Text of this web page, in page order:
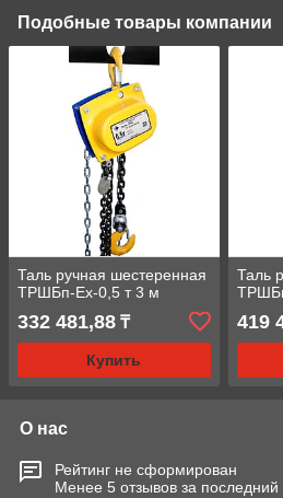
Подобные товары компании
Таль ручная шестеренная
ТРШБп-Ех-0,5 т 3 м
332 481,88 ₸
Купить
Таль
419
О нас
Рейтинг не сформирован
Менее 5 отзывов за последний